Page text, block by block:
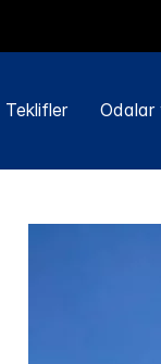
Teklifler Odalar